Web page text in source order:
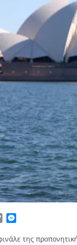
Copy
της